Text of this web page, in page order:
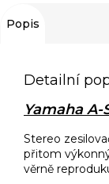
Popis
Detailní
Yamaha A-
Stereo
přitom
věrně